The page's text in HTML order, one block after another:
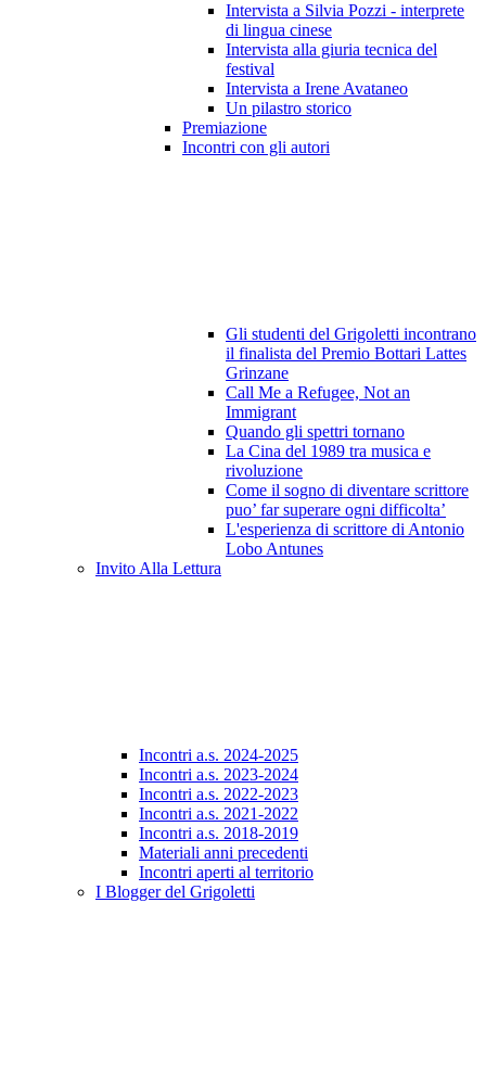
Intervista a Silvia Pozzi - interprete
di lingua cinese
Intervista alla giuria tecnica del
festival
Intervista a Irene Avataneo
Un pilastro storico
Premiazione
Incontri con gli autori
Gli studenti del Grigoletti incontrano
il finalista del Premio Bottari Lattes
Grinzane
Call Me a Refugee, Not an
Immigrant
Quando gli spettri tornano
La Cina del 1989 tra musica e
rivoluzione
Come il sogno di diventare scrittore
puo’ far superare ogni difficolta’
L'esperienza di scrittore di Antonio
Lobo Antunes
Invito Alla Lettura
Incontri a.s. 2024-2025
Incontri a.s. 2023-2024
Incontri a.s. 2022-2023
Incontri a.s. 2021-2022
Incontri a.s. 2018-2019
Materiali anni precedenti
Incontri aperti al territorio
I Blogger del Grigoletti